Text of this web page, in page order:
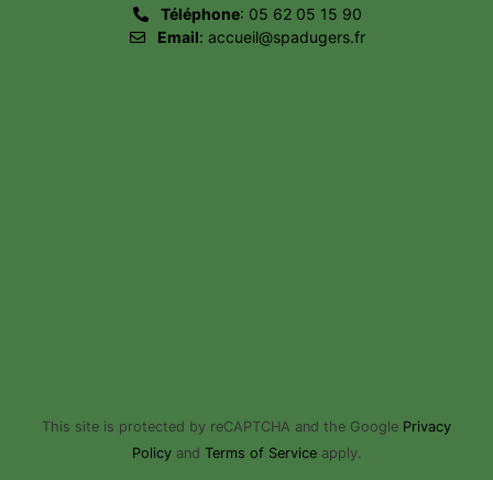
Téléphone: 05 62 05 15 90
Email: accueil@spadugers.fr
This site is protected by reCAPTCHA and the Google Privacy
Policyand Terms of Serviceapply.